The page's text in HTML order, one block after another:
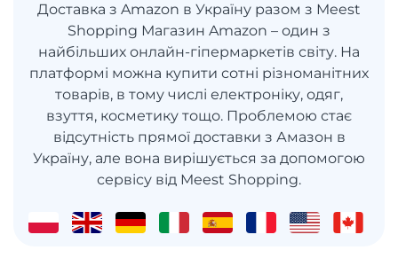
Доставка з Amazon в Україну разом з Meest
Shopping Магазин Amazon – один з
найбільших онлайн-гіпермаркетів світу. На
платформі можна купити сотні різноманітних
товарів, в тому числі електроніку, одяг,
взуття, косметику тощо. Проблемою стає
відсутність прямої доставки з Амазон в
Україну, але вона вирішується за допомогою
сервісу від Meest Shopping.